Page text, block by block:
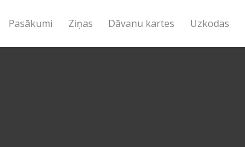
Pasākumi Ziņas Dāvanu kartes Uzkodas